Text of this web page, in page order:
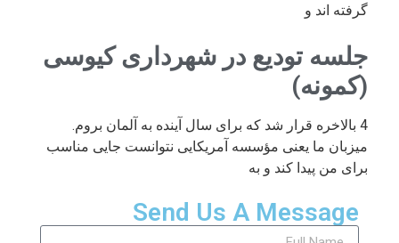
گرفته اند و
جلسه تودیع در شهرداری کیوسی
(کمونه)
4 بالاخره قرار شد که برای سال آینده به آلمان بروم.
میزبان ما یعنی مؤسسه آمریکایی نتوانست جایی مناسب
برای من پیدا کند و به
Send Us A Message